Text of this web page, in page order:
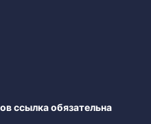
ссылка обязательна